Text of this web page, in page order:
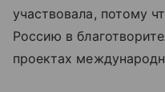
участвовала, потому
Россию в
проектах